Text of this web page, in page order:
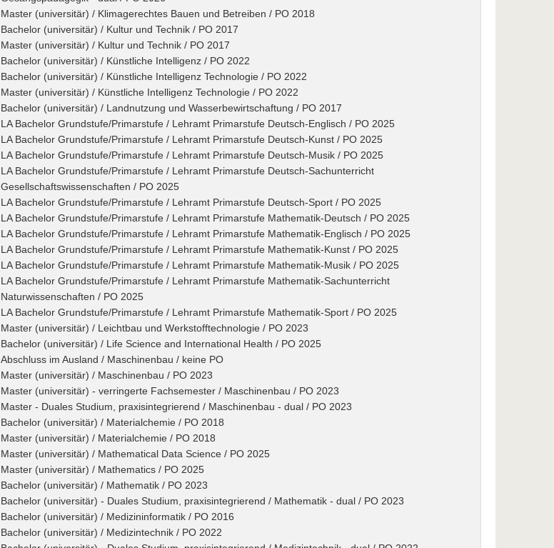
Master (universitär) / Klimagerechtes Bauen und Betreiben / PO 2018
Bachelor (universitär) / Kultur und Technik / PO 2017
Master (universitär) / Kultur und Technik / PO 2017
Bachelor (universitär) / Künstliche Intelligenz / PO 2022
Bachelor (universitär) / Künstliche Intelligenz Technologie / PO 2022
Master (universitär) / Künstliche Intelligenz Technologie / PO 2022
Bachelor (universitär) / Landnutzung und Wasserbewirtschaftung / PO 2017
LA Bachelor Grundstufe/Primarstufe / Lehramt Primarstufe Deutsch-Englisch / PO 2025
LA Bachelor Grundstufe/Primarstufe / Lehramt Primarstufe Deutsch-Kunst / PO 2025
LA Bachelor Grundstufe/Primarstufe / Lehramt Primarstufe Deutsch-Musik / PO 2025
LA Bachelor Grundstufe/Primarstufe / Lehramt Primarstufe Deutsch-Sachunterricht
Gesellschaftswissenschaften / PO 2025
LA Bachelor Grundstufe/Primarstufe / Lehramt Primarstufe Deutsch-Sport / PO 2025
LA Bachelor Grundstufe/Primarstufe / Lehramt Primarstufe Mathematik-Deutsch / PO 2025
LA Bachelor Grundstufe/Primarstufe / Lehramt Primarstufe Mathematik-Englisch / PO 2025
LA Bachelor Grundstufe/Primarstufe / Lehramt Primarstufe Mathematik-Kunst / PO 2025
LA Bachelor Grundstufe/Primarstufe / Lehramt Primarstufe Mathematik-Musik / PO 2025
LA Bachelor Grundstufe/Primarstufe / Lehramt Primarstufe Mathematik-Sachunterricht
Naturwissenschaften / PO 2025
LA Bachelor Grundstufe/Primarstufe / Lehramt Primarstufe Mathematik-Sport / PO 2025
Master (universitär) / Leichtbau und Werkstofftechnologie / PO 2023
Bachelor (universitär) / Life Science and International Health / PO 2025
Abschluss im Ausland / Maschinenbau / keine PO
Master (universitär) / Maschinenbau / PO 2023
Master (universitär) - verringerte Fachsemester / Maschinenbau / PO 2023
Master - Duales Studium, praxisintegrierend / Maschinenbau - dual / PO 2023
Bachelor (universitär) / Materialchemie / PO 2018
Master (universitär) / Materialchemie / PO 2018
Master (universitär) / Mathematical Data Science / PO 2025
Master (universitär) / Mathematics / PO 2025
Bachelor (universitär) / Mathematik / PO 2023
Bachelor (universitär) - Duales Studium, praxisintegrierend / Mathematik - dual / PO 2023
Bachelor (universitär) / Medizininformatik / PO 2016
Bachelor (universitär) / Medizintechnik / PO 2022